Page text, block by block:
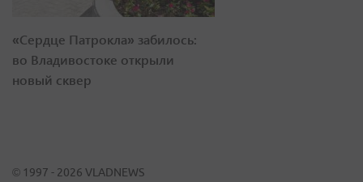
«Сердце Патрокла» забилось:
во Владивостоке открыли
новый сквер
© 1997 - 2026 VLADNEWS